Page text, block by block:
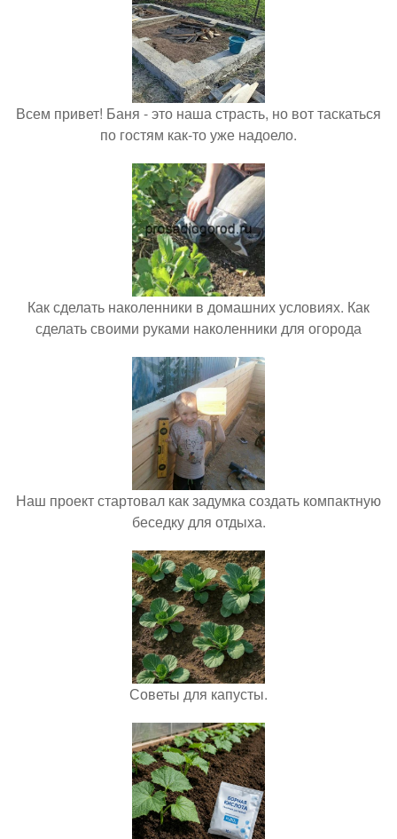
Всем привет! Баня - это наша страсть, но вот таскаться
по гостям как-то уже надоело.
Как сделать наколенники в домашних условиях. Как
сделать своими руками наколенники для огорода
Наш проект стартовал как задумка создать компактную
беседку для отдыха.
Советы для капусты.